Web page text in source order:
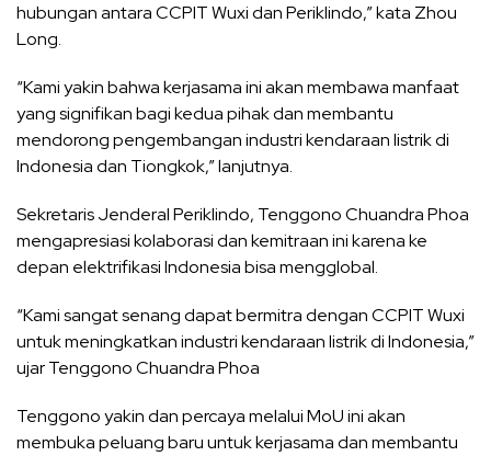
hubungan antara CCPIT Wuxi dan Periklindo,” kata Zhou
Long.
“Kami yakin bahwa kerjasama ini akan membawa manfaat
yang signifikan bagi kedua pihak dan membantu
mendorong pengembangan industri kendaraan listrik di
Indonesia dan Tiongkok,” lanjutnya.
Sekretaris Jenderal Periklindo, Tenggono Chuandra Phoa
mengapresiasi kolaborasi dan kemitraan ini karena ke
depan elektrifikasi Indonesia bisa mengglobal.
“Kami sangat senang dapat bermitra dengan CCPIT Wuxi
untuk meningkatkan industri kendaraan listrik di Indonesia,”
ujar Tenggono Chuandra Phoa
Tenggono yakin dan percaya melalui MoU ini akan
membuka peluang baru untuk kerjasama dan membantu